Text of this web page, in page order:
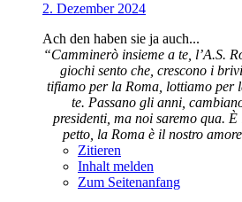
2. Dezember 2024
Ach den haben sie ja auch...
“Camminerò insieme a te, l’A.S.
giochi sento che, crescono i
tifiamo per la Roma, lottiamo per
te. Passano gli anni,
presidenti, ma noi saremo qua.
petto, la Roma è il nostro
Zitieren
Inhalt melden
Zum Seitenanfang